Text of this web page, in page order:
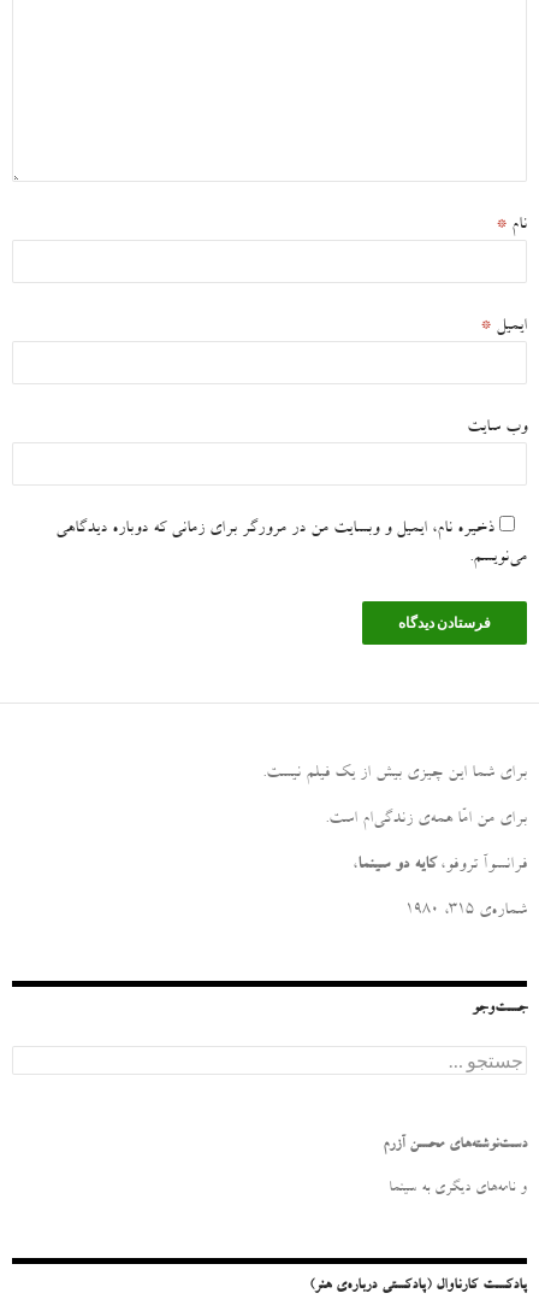
نام *
ایمیل *
وب‌ سایت
ذخیره نام، ایمیل و وبسایت من در مرورگر برای زمانی که دوباره دیدگاهی
می‌نویسم.
برای شما این چیزی بیش از یک فیلم نیست.
برای من امّا همه‌ی زندگی‌ام است.
فرانسوآ تروفو، کایه دو سینما،
شماره‌ی ۳۱۵، ۱۹۸۰
جست‌وجو
ج
س
و
ر
دست‌نوشته‌های محسن آزرم
و نامه‌‌های دیگری به سینما
پادکست کارناوال (پادکستی درباره‌ی هنر)